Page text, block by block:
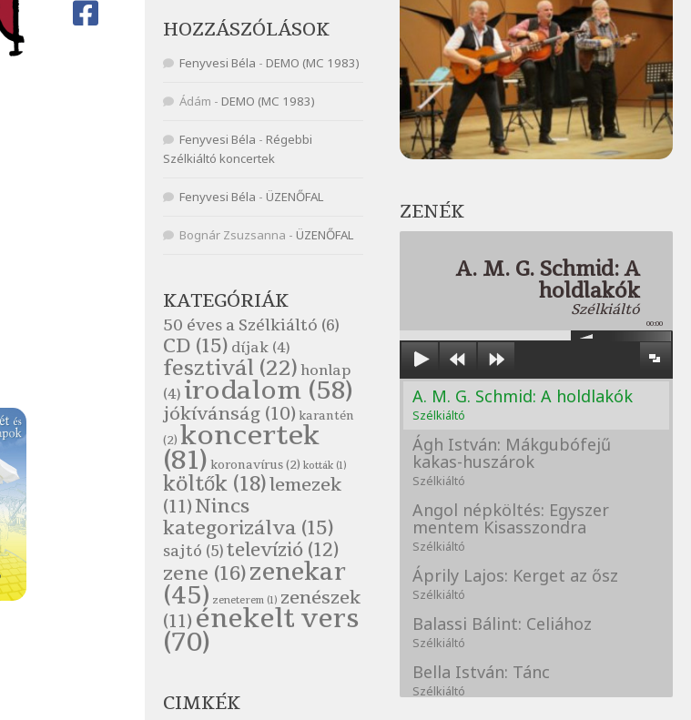
ZENÉK
A. M. G. Schmid: A
holdlakók
Szélkiáltó
00:00
A. M. G. Schmid: A holdlakók
Szélkiáltó
Ágh István: Mákgubófejű
kakas-huszárok
Szélkiáltó
Angol népköltés: Egyszer
mentem Kisasszondra
Szélkiáltó
Áprily Lajos: Kerget az ősz
Szélkiáltó
Balassi Bálint: Celiához
Szélkiáltó
Bella István: Tánc
Szélkiáltó
HOZZÁSZÓLÁSOK
Fenyvesi Béla - DEMO (MC 1983)
Ádám - DEMO (MC 1983)
Fenyvesi Béla - Régebbi
Szélkiáltó koncertek
Fenyvesi Béla - ÜZENŐFAL
Bognár Zsuzsanna - ÜZENŐFAL
KATEGÓRIÁK
50 éves a Szélkiáltó (6)
CD (15) díjak (4)
fesztivál (22) honlap
(4) irodalom (58)
jókívánság (10) karantén
(2) koncertek
(81) koronavírus(2) kották (1)
költők (18)lemezek
(11)Nincs
kategorizálva (15)
sajtó (5)televízió (12)
zene (16)zenekar
(45) zeneterem (1) zenészek
(11) énekelt vers
(70)
CIMKÉK